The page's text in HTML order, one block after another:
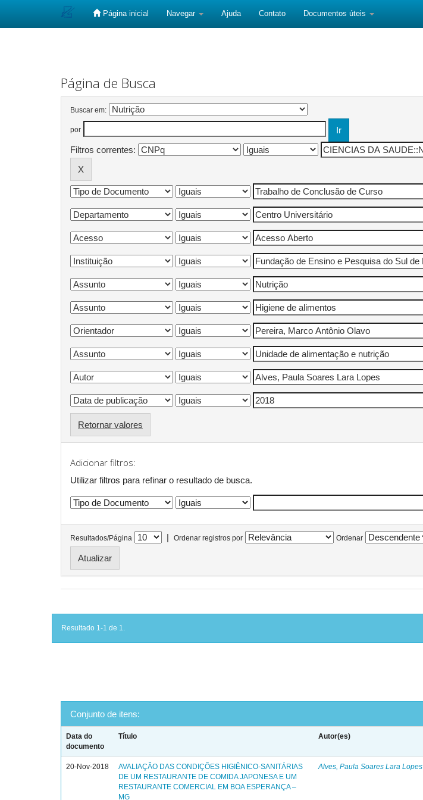
Página inicial Navegar Ajuda Contato Documentos úteis
Página de Busca
Buscar em:
por
Filtros correntes:
Retornar valores
Adicionar filtros:
Utilizar filtros para refinar o resultado de busca.
Resultados/Página | Ordenar registros por Ordenar
Resultado 1-1 de 1.
Conjunto de itens:
Data do
documento
Título Autor(es)
20-Nov-2018
AVALIAÇÃO DAS CONDIÇÕES HIGIÊNICO-SANITÁRIAS
DE UM RESTAURANTE DE COMIDA JAPONESA E UM
RESTAURANTE COMERCIAL EM BOA ESPERANÇA –
MG
Alves, Paula Soares Lara Lopes